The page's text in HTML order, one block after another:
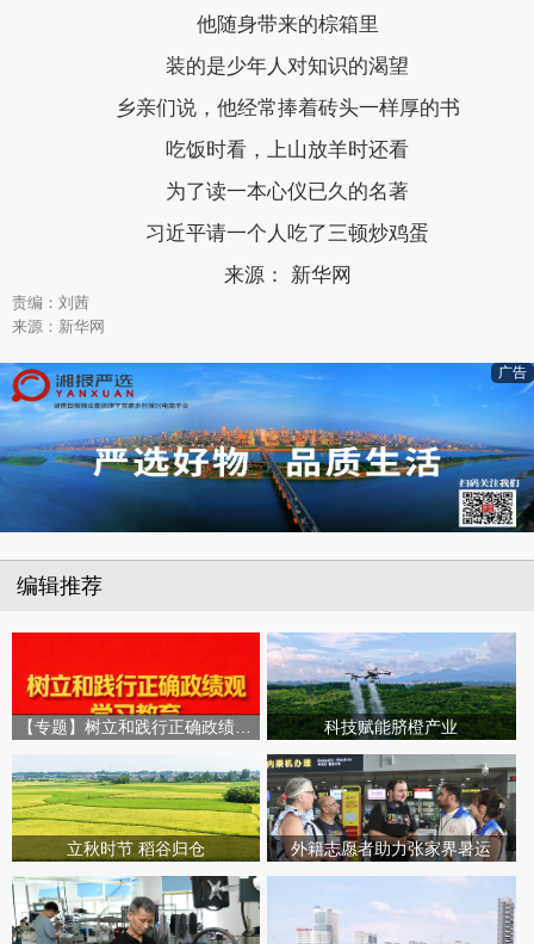
他随身带来的棕箱里
装的是少年人对知识的渴望
乡亲们说，他经常捧着砖头一样厚的书
吃饭时看，上山放羊时还看
为了读一本心仪已久的名著
习近平请一个人吃了三顿炒鸡蛋
来源： 新华网
责编：刘茜
来源：新华网
广告
编辑推荐
科技赋能脐橙产业
立秋时节 稻谷归仓 外籍志愿者助力张家界暑运